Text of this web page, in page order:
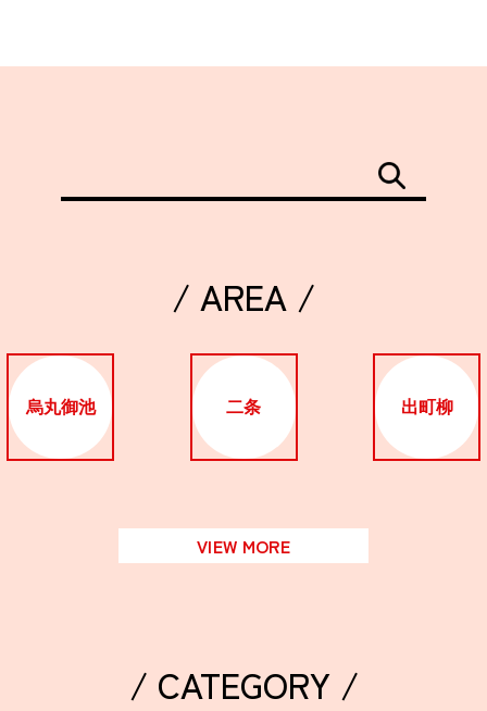
/ AREA /
烏丸御池 二条 出町柳
VIEW MORE
/ CATEGORY /